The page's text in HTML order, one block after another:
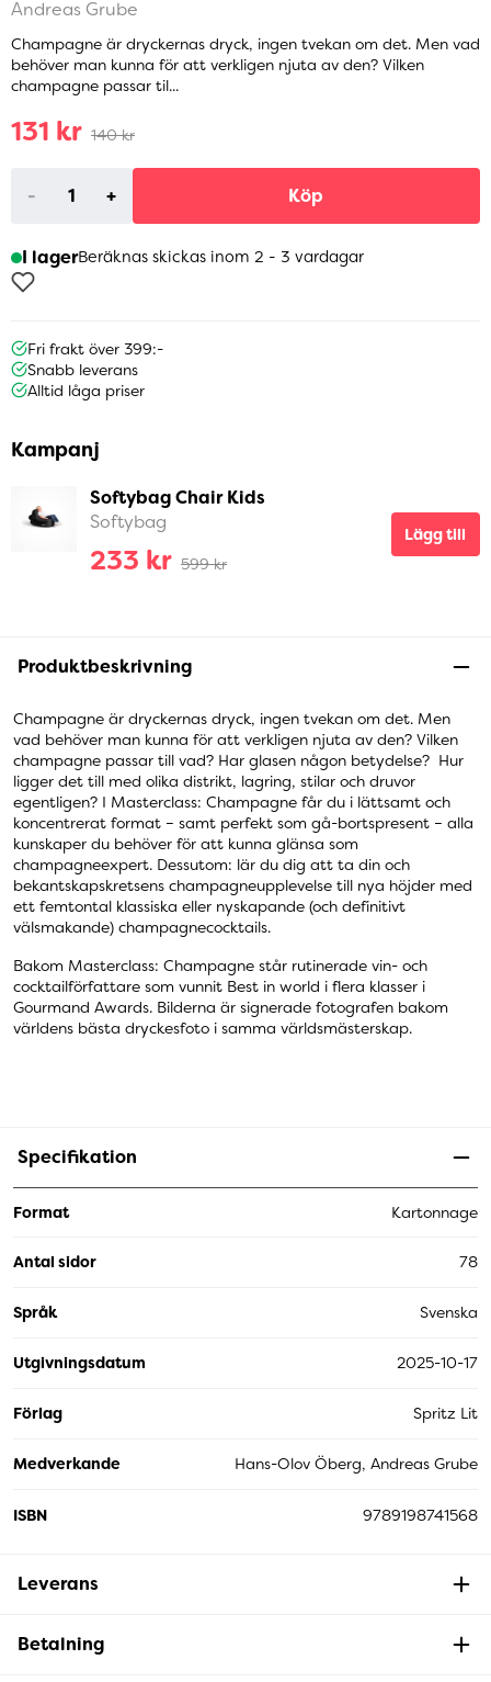
Andreas Grube
Champagne är dryckernas dryck, ingen tvekan om det. Men vad
behöver man kunna för att verkligen njuta av den? Vilken
champagne passar til...
131 kr 140 kr
- + Köp
I lagerBeräknas skickas inom 2 - 3 vardagar
Fri frakt över 399:-
Snabb leverans
Alltid låga priser
Kampanj
Softybag Chair Kids
Softybag
233 kr 599 kr
Lägg till
Produktbeskrivning
Champagne är dryckernas dryck, ingen tvekan om det. Men
vad behöver man kunna för att verkligen njuta av den? Vilken
champagne passar till vad? Har glasen någon betydelse? Hur
ligger det till med olika distrikt, lagring, stilar och druvor
egentligen? I Masterclass: Champagne får du i lättsamt och
koncentrerat format – samt perfekt som gå-bortspresent – alla
kunskaper du behöver för att kunna glänsa som
champagneexpert. Dessutom: lär du dig att ta din och
bekantskapskretsens champagneupplevelse till nya höjder med
ett femtontal klassiska eller nyskapande (och definitivt
välsmakande) champagnecocktails.
Bakom Masterclass: Champagne står rutinerade vin- och
cocktailförfattare som vunnit Best in world i flera klasser i
Gourmand Awards. Bilderna är signerade fotografen bakom
världens bästa dryckesfoto i samma världsmästerskap.
Specifikation
Format Kartonnage
Antal sidor 78
Språk Svenska
Utgivningsdatum 2025-10-17
Förlag Spritz Lit
Medverkande Hans-Olov Öberg, Andreas Grube
ISBN 9789198741568
Leverans
Betalning